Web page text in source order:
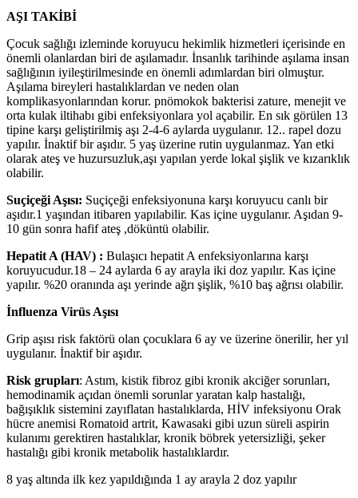
AŞI TAKİBİ
Çocuk sağlığı izleminde koruyucu hekimlik hizmetleri içerisinde en
önemli olanlardan biri de aşılamadır. İnsanlık tarihinde aşılama insan
sağlığının iyileştirilmesinde en önemli adımlardan biri olmuştur.
Aşılama bireyleri hastalıklardan ve neden olan
komplikasyonlarından korur. pnömokok bakterisi zature, menejit ve
orta kulak iltihabı gibi enfeksiyonlara yol açabilir. En sık görülen 13
tipine karşı geliştirilmiş aşı 2-4-6 aylarda uygulanır. 12.. rapel dozu
yapılır. İnaktif bir aşıdır. 5 yaş üzerine rutin uygulanmaz. Yan etki
olarak ateş ve huzursuzluk,aşı yapılan yerde lokal şişlik ve kızarıklık
olabilir.
Suçiçeği Aşısı: Suçiçeği enfeksiyonuna karşı koruyucu canlı bir
aşıdır.1 yaşından itibaren yapılabilir. Kas içine uygulanır. Aşıdan 9-
10 gün sonra hafif ateş ,döküntü olabilir.
Hepatit A (HAV) : Bulaşıcı hepatit A enfeksiyonlarına karşı
koruyucudur.18 – 24 aylarda 6 ay arayla iki doz yapılır. Kas içine
yapılır. %20 oranında aşı yerinde ağrı şişlik, %10 baş ağrısı olabilir.
İnfluenza Virüs Aşısı
Grip aşısı risk faktörü olan çocuklara 6 ay ve üzerine önerilir, her yıl
uygulanır. İnaktif bir aşıdır.
Risk grupları: Astım, kistik fibroz gibi kronik akciğer sorunları,
hemodinamik açıdan önemli sorunlar yaratan kalp hastalığı,
bağışıklık sistemini zayıflatan hastalıklarda, HİV infeksiyonu Orak
hücre anemisi Romatoid artrit, Kawasaki gibi uzun süreli aspirin
kulanımı gerektiren hastalıklar, kronik böbrek yetersizliği, şeker
hastalığı gibi kronik metabolik hastalıklardır.
8 yaş altında ilk kez yapıldığında 1 ay arayla 2 doz yapılır